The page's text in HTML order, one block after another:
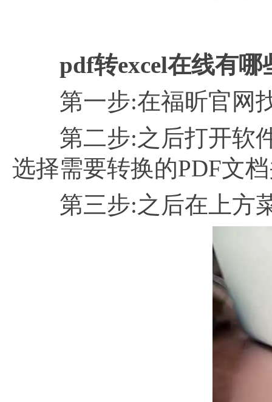
pdf转excel在线有哪
第一步:在福昕官网找
第二步:之后打开软件,
选择需要转换的PDF文
第三步:之后在上方菜